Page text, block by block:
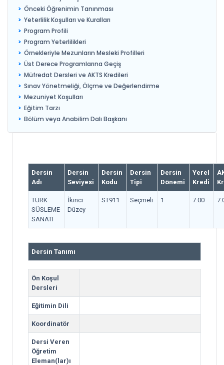
Önceki Öğrenimin Tanınması
Yeterlilik Koşulları ve Kuralları
Program Profili
Program Yeterlilikleri
Örnekleriyle Mezunların Mesleki Profilleri
Üst Derece Programlarına Geçiş
Müfredat Dersleri ve AKTS Kredileri
Sınav Yönetmeliği, Ölçme ve Değerlendirme
Mezuniyet Koşulları
Eğitim Tarzı
Bölüm veya Anabilim Dalı Başkanı
Dersin
Adı
Dersin
Seviyesi
Dersin
Kodu
Dersin
Tipi
Dersin
Dönemi
Yerel
Kredi
TÜRK
SÜSLEME
SANATI
İkinci
Düzey
ST911 Seçmeli 1 7.00
Dersin Tanımı
Ön Koşul
Dersleri
Eğitimin Dili
Koordinatör
Dersi Veren
Öğretim
Eleman(lar)ı